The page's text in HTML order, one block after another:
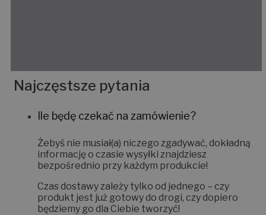
Najczęstsze pytania
Ile będę czekać na zamówienie?
Żebyś nie musiał(a) niczego zgadywać, dokładną
informację o czasie wysyłki znajdziesz
bezpośrednio przy każdym produkcie!
Czas dostawy zależy tylko od jednego – czy
produkt jest już gotowy do drogi, czy dopiero
będziemy go dla Ciebie tworzyć!